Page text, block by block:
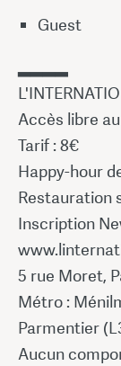
Guest
▂▂▂▂
Accès libre
Tarif : 8€
Happy-hour
Restauration
Inscription
5 rue Moret,
Métro :
Parmentier
Aucun